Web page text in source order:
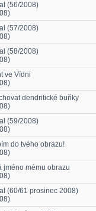
(56/2008)
(57/2008)
(58/2008)
ve Vídni
dendritické buňky
(59/2008)
do tvého obrazu!
jméno mému obrazu
(60/61 prosinec 2008)